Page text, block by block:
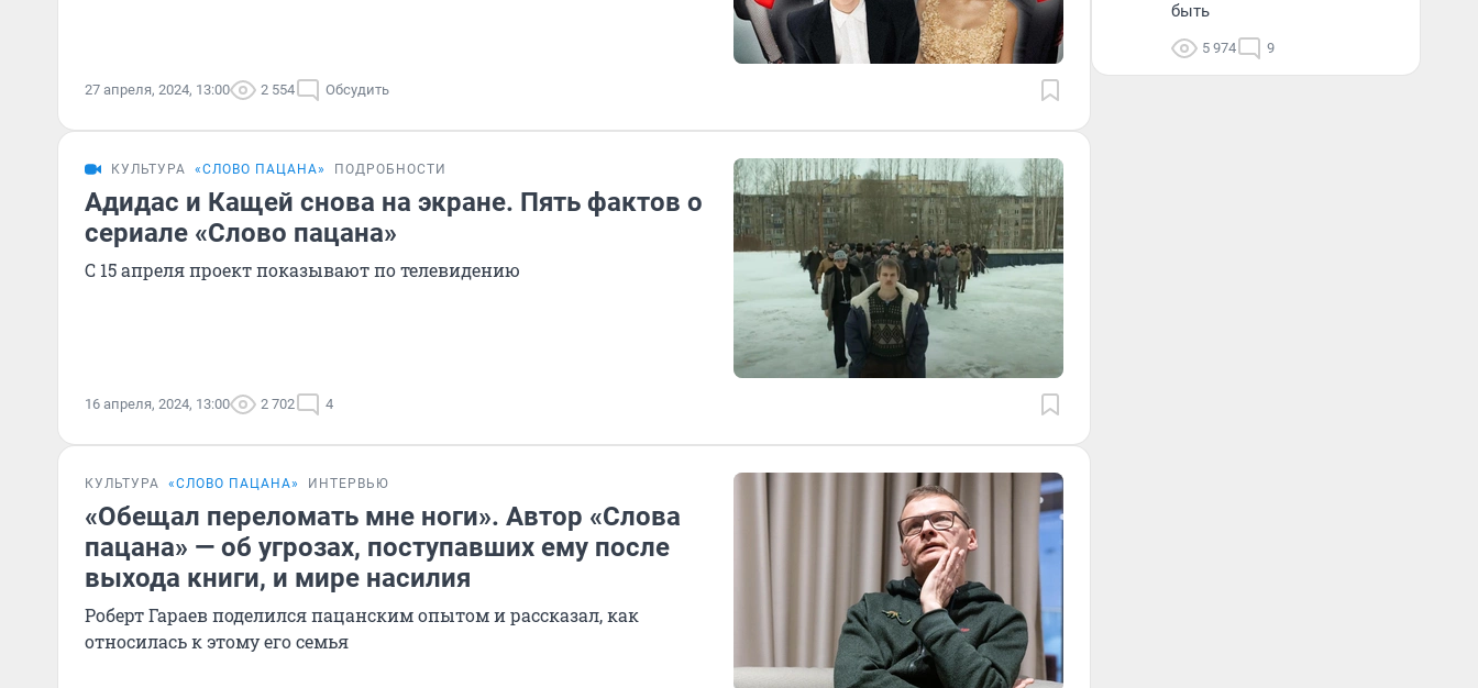
27 апреля, 2024, 13:00 2 554 Обсудить
КУЛЬТУРА «СЛОВО ПАЦАНА» ПОДРОБНОСТИ
Адидас и Кащей снова на экране. Пять фактов о
сериале «Слово пацана»
С 15 апреля проект показывают по телевидению
16 апреля, 2024, 13:00 2 702 4
КУЛЬТУРА «СЛОВО ПАЦАНА» ИНТЕРВЬЮ
«Обещал переломать мне ноги». Автор «Слова
пацана» — об угрозах, поступавших ему после
выхода книги, и мире насилия
Роберт Гараев поделился пацанским опытом и рассказал, как
относилась к этому его семья
быть
5 974 9